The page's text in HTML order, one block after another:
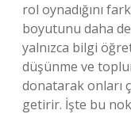
rol oynadığını
boyutunu daha
yalnızca bilgi
düşünme ve
donatarak onları
getirir. İşte bu